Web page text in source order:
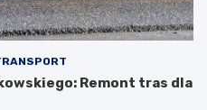
Remont tras dla